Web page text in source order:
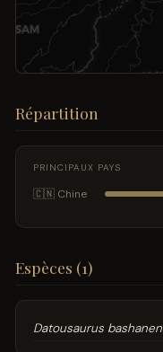
Répartition
PRINCIPAUX PAYS
🇨🇳 Chine
Espèces (1)
Datousaurus